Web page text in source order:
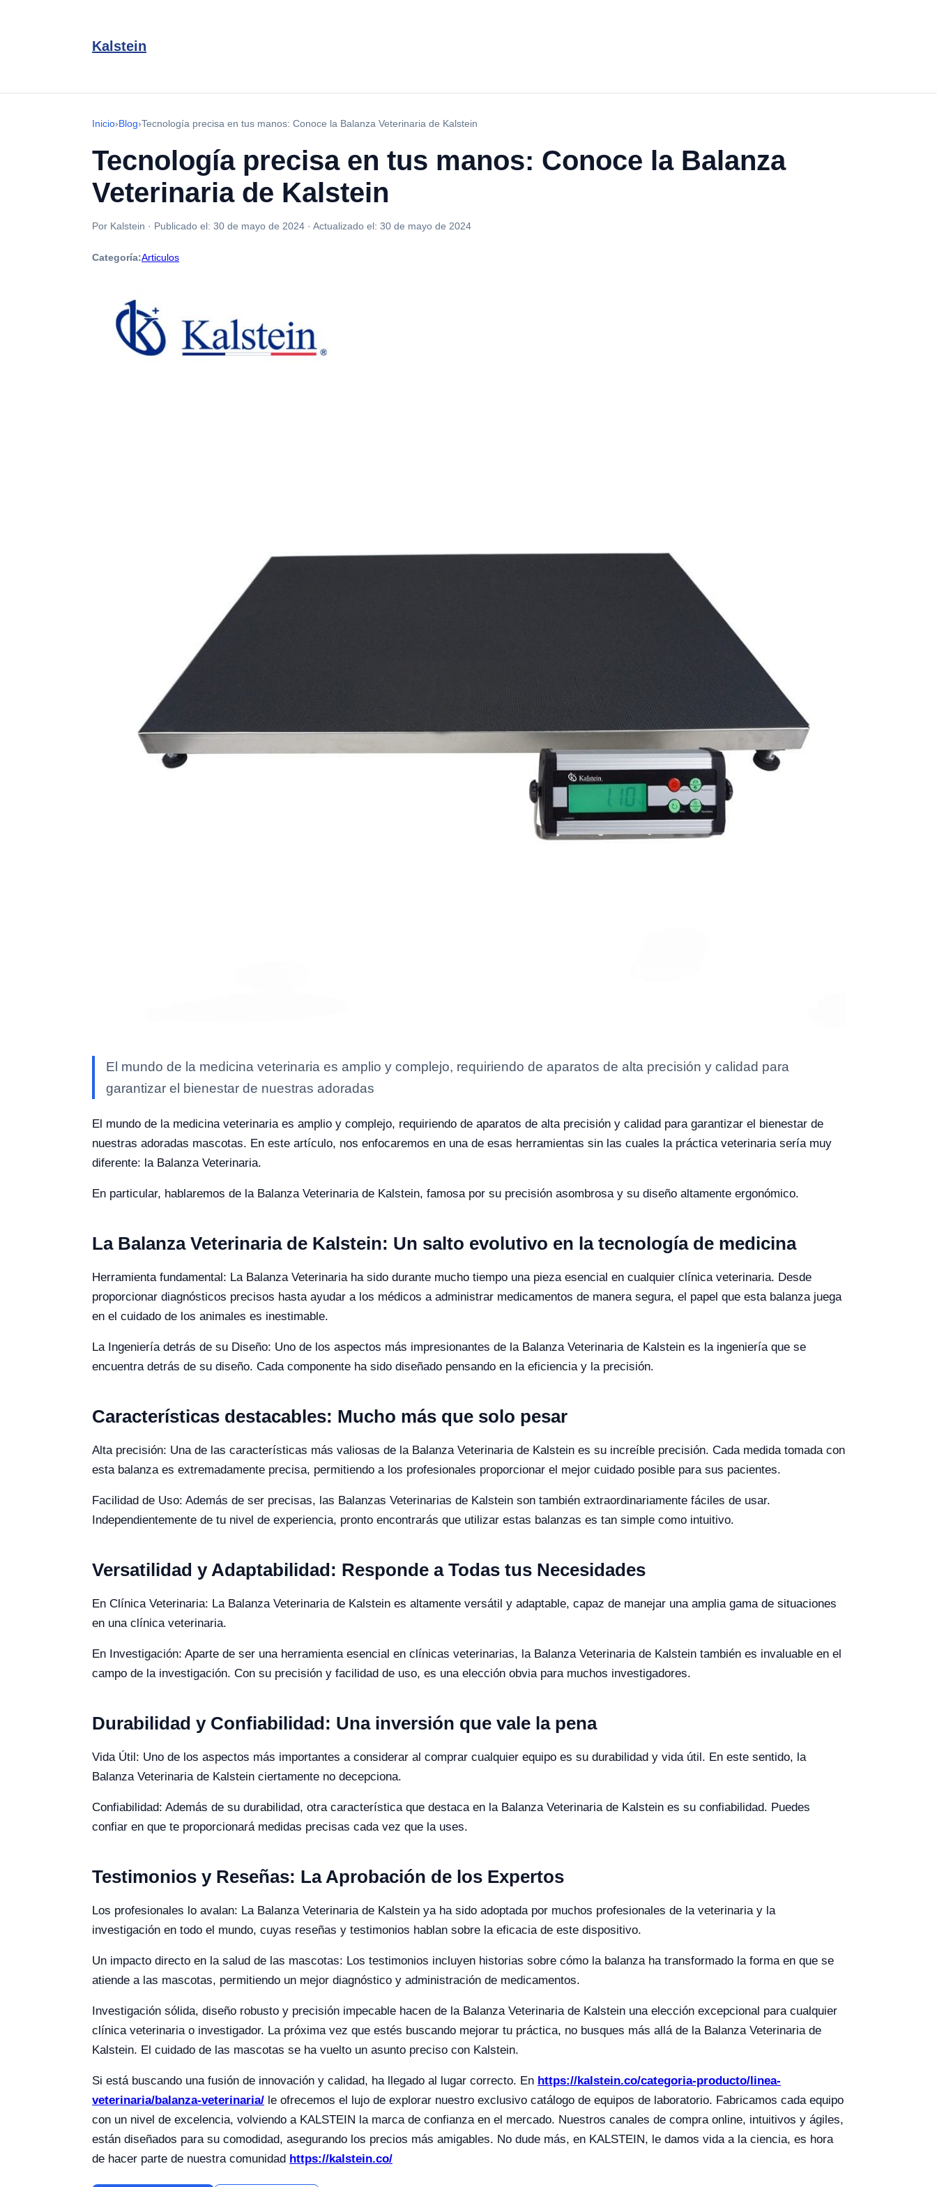
Kalstein
Inicio›Blog›Tecnología precisa en tus manos: Conoce la Balanza Veterinaria de Kalstein
Tecnología precisa en tus manos: Conoce la Balanza
Veterinaria de Kalstein
Por Kalstein · Publicado el: 30 de mayo de 2024 · Actualizado el: 30 de mayo de 2024
Categoría:Articulos
El mundo de la medicina veterinaria es amplio y complejo, requiriendo de aparatos de alta precisión y calidad para
garantizar el bienestar de nuestras adoradas
El mundo de la medicina veterinaria es amplio y complejo, requiriendo de aparatos de alta precisión y calidad para garantizar el bienestar de
nuestras adoradas mascotas. En este artículo, nos enfocaremos en una de esas herramientas sin las cuales la práctica veterinaria sería muy
diferente: la Balanza Veterinaria.
En particular, hablaremos de la Balanza Veterinaria de Kalstein, famosa por su precisión asombrosa y su diseño altamente ergonómico.
La Balanza Veterinaria de Kalstein: Un salto evolutivo en la tecnología de medicina
Herramienta fundamental: La Balanza Veterinaria ha sido durante mucho tiempo una pieza esencial en cualquier clínica veterinaria. Desde
proporcionar diagnósticos precisos hasta ayudar a los médicos a administrar medicamentos de manera segura, el papel que esta balanza juega
en el cuidado de los animales es inestimable.
La Ingeniería detrás de su Diseño: Uno de los aspectos más impresionantes de la Balanza Veterinaria de Kalstein es la ingeniería que se
encuentra detrás de su diseño. Cada componente ha sido diseñado pensando en la eficiencia y la precisión.
Características destacables: Mucho más que solo pesar
Alta precisión: Una de las características más valiosas de la Balanza Veterinaria de Kalstein es su increíble precisión. Cada medida tomada con
esta balanza es extremadamente precisa, permitiendo a los profesionales proporcionar el mejor cuidado posible para sus pacientes.
Facilidad de Uso: Además de ser precisas, las Balanzas Veterinarias de Kalstein son también extraordinariamente fáciles de usar.
Independientemente de tu nivel de experiencia, pronto encontrarás que utilizar estas balanzas es tan simple como intuitivo.
Versatilidad y Adaptabilidad: Responde a Todas tus Necesidades
En Clínica Veterinaria: La Balanza Veterinaria de Kalstein es altamente versátil y adaptable, capaz de manejar una amplia gama de situaciones
en una clínica veterinaria.
En Investigación: Aparte de ser una herramienta esencial en clínicas veterinarias, la Balanza Veterinaria de Kalstein también es invaluable en el
campo de la investigación. Con su precisión y facilidad de uso, es una elección obvia para muchos investigadores.
Durabilidad y Confiabilidad: Una inversión que vale la pena
Vida Útil: Uno de los aspectos más importantes a considerar al comprar cualquier equipo es su durabilidad y vida útil. En este sentido, la
Balanza Veterinaria de Kalstein ciertamente no decepciona.
Confiabilidad: Además de su durabilidad, otra característica que destaca en la Balanza Veterinaria de Kalstein es su confiabilidad. Puedes
confiar en que te proporcionará medidas precisas cada vez que la uses.
Testimonios y Reseñas: La Aprobación de los Expertos
Los profesionales lo avalan: La Balanza Veterinaria de Kalstein ya ha sido adoptada por muchos profesionales de la veterinaria y la
investigación en todo el mundo, cuyas reseñas y testimonios hablan sobre la eficacia de este dispositivo.
Un impacto directo en la salud de las mascotas: Los testimonios incluyen historias sobre cómo la balanza ha transformado la forma en que se
atiende a las mascotas, permitiendo un mejor diagnóstico y administración de medicamentos.
Investigación sólida, diseño robusto y precisión impecable hacen de la Balanza Veterinaria de Kalstein una elección excepcional para cualquier
clínica veterinaria o investigador. La próxima vez que estés buscando mejorar tu práctica, no busques más allá de la Balanza Veterinaria de
Kalstein. El cuidado de las mascotas se ha vuelto un asunto preciso con Kalstein.
Si está buscando una fusión de innovación y calidad, ha llegado al lugar correcto. En https://kalstein.co/categoria-producto/linea-
veterinaria/balanza-veterinaria/ le ofrecemos el lujo de explorar nuestro exclusivo catálogo de equipos de laboratorio. Fabricamos cada equipo
con un nivel de excelencia, volviendo a KALSTEIN la marca de confianza en el mercado. Nuestros canales de compra online, intuitivos y ágiles,
están diseñados para su comodidad, asegurando los precios más amigables. No dude más, en KALSTEIN, le damos vida a la ciencia, es hora
de hacer parte de nuestra comunidad https://kalstein.co/